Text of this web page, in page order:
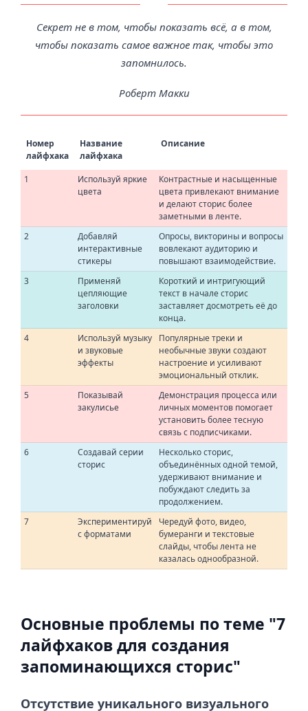
Секрет не в том, чтобы показать всё, а в том,
чтобы показать самое важное так, чтобы это
запомнилось.
Роберт Макки
Номер
лайфхака
Название
лайфхака
Описание
1
Используй яркие
цвета
Контрастные и насыщенные
цвета привлекают внимание
и делают сторис более
заметными в ленте.
2
Добавляй
интерактивные
стикеры
Опросы, викторины и вопросы
вовлекают аудиторию и
повышают взаимодействие.
3
Применяй
цепляющие
заголовки
Короткий и интригующий
текст в начале сторис
заставляет досмотреть её до
конца.
4
Используй музыку
и звуковые
эффекты
Популярные треки и
необычные звуки создают
настроение и усиливают
эмоциональный отклик.
5
Показывай
закулисье
Демонстрация процесса или
личных моментов помогает
установить более тесную
связь с подписчиками.
6
Создавай серии
сторис
Несколько сторис,
объединённых одной темой,
удерживают внимание и
побуждают следить за
продолжением.
7
Экспериментируй
с форматами
Чередуй фото, видео,
бумеранги и текстовые
слайды, чтобы лента не
казалась однообразной.
Основные проблемы по теме "7
лайфхаков для создания
запоминающихся сторис"
Отсутствие уникального визуального